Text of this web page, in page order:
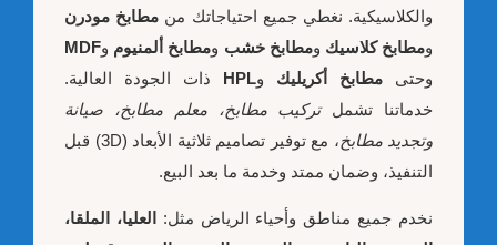
والكلاسيكية. نغطي جميع احتياجاتك من مطابخ مودرن
ومطابخ كلاسيك ومطابخ خشب ومطابخ ألمنيوم وMDF
وحتى مطابخ أكريليك وHPL ذات الجودة العالية.
خدماتنا تشملتركيب مطابخ، معلم مطابخ، صيانة
وتجديد مطابخ
، مع توفير تصاميم ثلاثية الأبعاد (3D) قبل
التنفيذ، وضمان ممتد وخدمة ما بعد البيع.
نخدم جميع مناطق وأحياء الرياض مثل:
العليا، الملقا،